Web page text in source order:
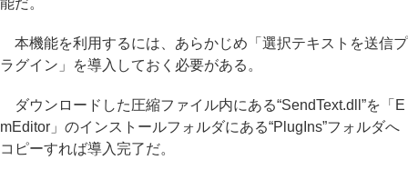
能だ。
本機能を利用するには、あらかじめ「選択テキストを送信プ
ラグイン」を導入しておく必要がある。
ダウンロードした圧縮ファイル内にある“SendText.dll”を「E
mEditor」のインストールフォルダにある“PlugIns”フォルダへ
コピーすれば導入完了だ。